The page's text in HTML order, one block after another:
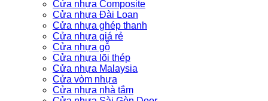
Cửa nhựa Composite
Cửa nhựa Đài Loan
Cửa nhựa ghép thanh
Cửa nhựa giá rẻ
Cửa nhựa gỗ
Cửa nhựa lõi thép
Cửa nhựa Malaysia
Cửa vòm nhựa
Cửa nhựa nhà tắm